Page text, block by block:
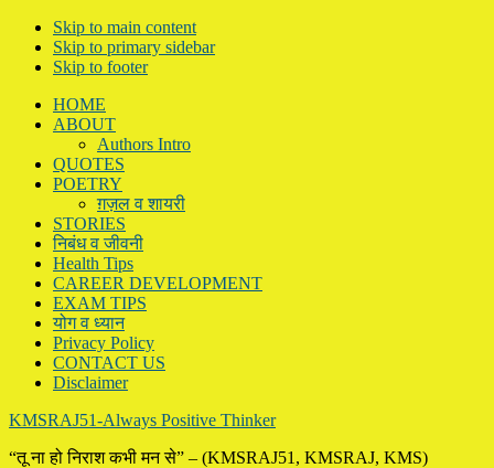
Skip to main content
Skip to primary sidebar
Skip to footer
HOME
ABOUT
Authors Intro
QUOTES
POETRY
ग़ज़ल व शायरी
STORIES
निबंध व जीवनी
Health Tips
CAREER DEVELOPMENT
EXAM TIPS
योग व ध्यान
Privacy Policy
CONTACT US
Disclaimer
KMSRAJ51-Always Positive Thinker
“तू ना हो निराश कभी मन से” – (KMSRAJ51, KMSRAJ, KMS)